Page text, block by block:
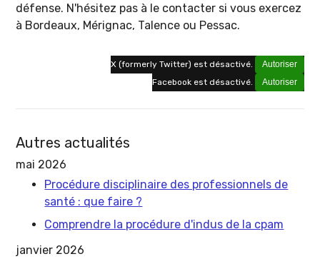
défense. N'hésitez pas à le contacter si vous exercez
à Bordeaux, Mérignac, Talence ou Pessac.
X (formerly Twitter) est désactivé.
Autoriser
Facebook est désactivé.
Autoriser
Autres actualités
mai 2026
Procédure disciplinaire des professionnels de
santé : que faire ?
Comprendre la procédure d'indus de la cpam
janvier 2026